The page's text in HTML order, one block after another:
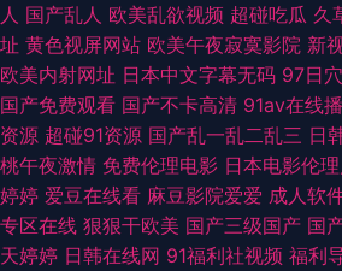
久草在线看喷水 亚洲中文乱轮 肏屄网站麻豆 日
97搞97干在线 狠狠插狠狠干 亚洲h网站 国产精
最新在线视频 精品成人电影 亚洲激情社区 国产
人 国产乱人 欧美乱欲视频 超碰吃瓜 久
址 黄色视屏网站 欧美午夜寂寞影院 新
欧美内射网址 日本中文字幕无码 97日
国产免费观看 国产不卡高清 91av在线
资源 超碰91资源 国产乱一乱二乱三 日
桃午夜激情 免费伦理电影 日本电影伦
婷婷 爱豆在线看 麻豆影院爱爱 成人软
专区在线 狠狠干欧美 国产三级国产 国
天婷婷 日韩在线网 91福利社视频 福利